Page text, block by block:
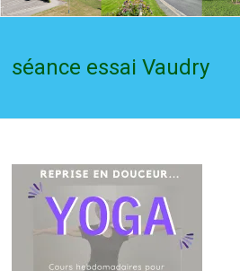
séance essai Vaudry